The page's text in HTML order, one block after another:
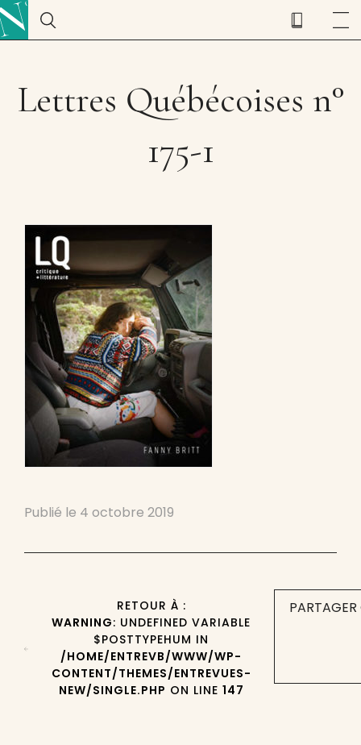
Lettres Québécoises n°
175-1
Publié le 4 octobre 2019
RETOUR À :
WARNING: UNDEFINED VARIABLE
$POSTTYPEHUM IN
/HOME/ENTREVB/WWW/WP-
CONTENT/THEMES/ENTREVUES-
NEW/SINGLE.PHP ON LINE 147